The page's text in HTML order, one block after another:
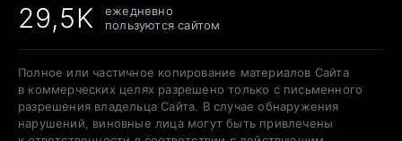
29,5K
ежедневно
пользуются сайтом
Полное или частичное копирование материалов Сайта
в коммерческих целях разрешено только с письменного
разрешения владельца Сайта. В случае обнаружения
нарушений, виновные лица могут быть привлечены